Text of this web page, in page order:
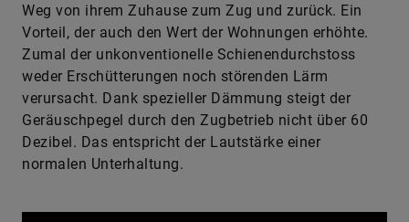
Weg von ihrem Zuhause zum Zug und zurück. Ein
Vorteil, der auch den Wert der Wohnungen erhöhte.
Zumal der unkonventionelle Schienendurchstoss
weder Erschütterungen noch störenden Lärm
verursacht. Dank spezieller Dämmung steigt der
Geräuschpegel durch den Zugbetrieb nicht über 60
Dezibel. Das entspricht der Lautstärke einer
normalen Unterhaltung.